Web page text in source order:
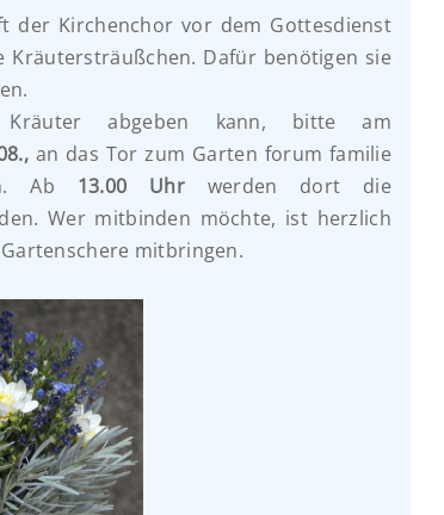
der Kirchenchor vor dem Gottesdienst
Kräutersträußchen. Dafür benötigen sie
abgeben kann, bitte am
an das Tor zum Garten forum familie
Ab 13.00 Uhrwerden dort die
Wer mitbinden möchte, ist herzlich
mitbringen.